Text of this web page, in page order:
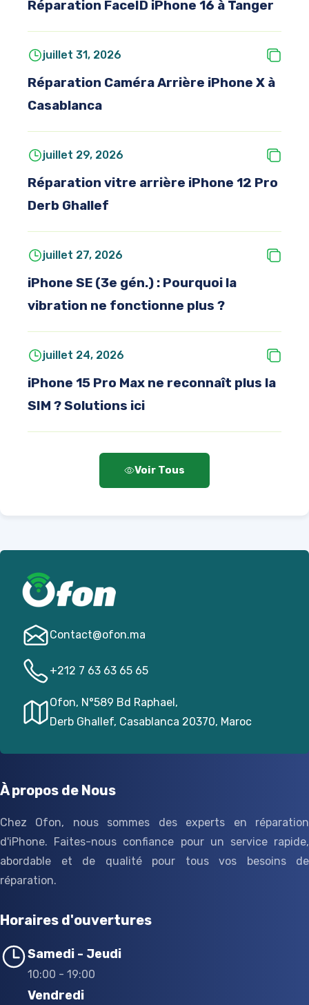
Réparation FaceID iPhone 16 à Tanger
juillet 31, 2026
Réparation Caméra Arrière iPhone X à
Casablanca
juillet 29, 2026
Réparation vitre arrière iPhone 12 Pro
Derb Ghallef
juillet 27, 2026
iPhone SE (3e gén.) : Pourquoi la
vibration ne fonctionne plus ?
juillet 24, 2026
iPhone 15 Pro Max ne reconnaît plus la
SIM ? Solutions ici
Voir Tous
Contact@­ofon.ma
+212 7 63 63 65 65
Ofon, N°589 Bd Raphael,
Derb Ghallef, Casablanca 20370, Maroc
À propos de Nous
Chez Ofon, nous sommes des experts en réparation
d'iPhone. Faites-nous confiance pour un service rapide,
abordable et de qualité pour tous vos besoins de
réparation.
Horaires d'ouvertures
Samedi - Jeudi
10:00 - 19:00
Vendredi